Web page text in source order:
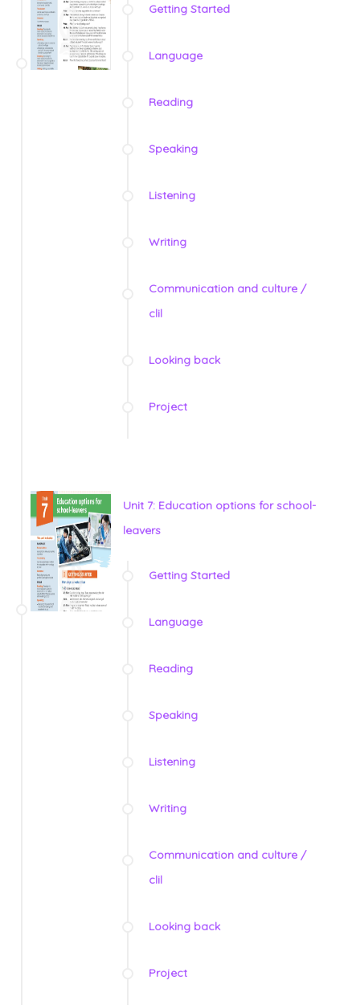
Getting Started
Language
Reading
Speaking
Listening
Writing
Communication and culture /
clil
Looking back
Project
Unit 7: Education options for school-
leavers
Getting Started
Language
Reading
Speaking
Listening
Writing
Communication and culture /
clil
Looking back
Project